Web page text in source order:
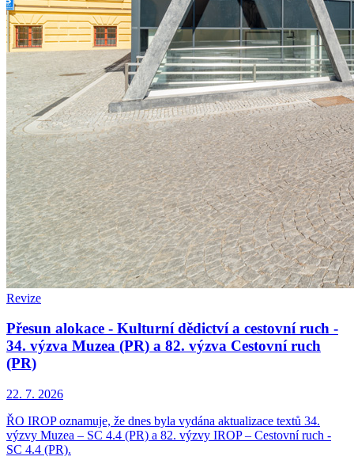
Revize
Přesun alokace - Kulturní dědictví a cestovní ruch -
34. výzva Muzea (PR) a 82. výzva Cestovní ruch
(PR)
22. 7. 2026
ŘO IROP oznamuje, že dnes byla vydána aktualizace textů 34.
výzvy Muzea – SC 4.4 (PR) a 82. výzvy IROP – Cestovní ruch -
SC 4.4 (PR).